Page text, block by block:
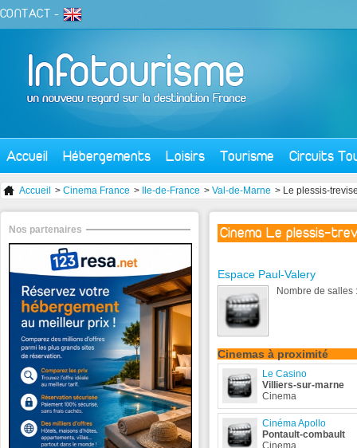
CONTACT -
Accueil Hébergements Loisirs Tourisme Circuits
Accueil > Cinema France > Ile-de-France > Val-de-Marne > Le plessis-
Cinema Le plessis-
Espace Paul-Valery
Nombre de salles
Cinemas à proximité
Le Casino
Villiers-sur-marne
Cinema
Cinéma Apollo
Pontault-combault
Cinema
Nos partenaires